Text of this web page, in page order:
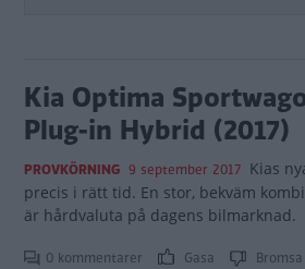
Kia Optima
Plug-in Hybrid (2017)
PROVKÖRNING 9 september 2017 Kias
precis i rätt tid. En stor, bekväm
är hårdvaluta på dagens bilmarknad.
0 kommentarer Gasa